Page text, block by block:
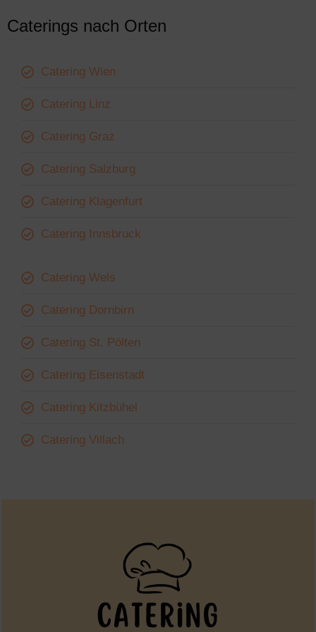
Caterings nach Orten
Catering Wien
Catering Linz
Catering Graz
Catering Salzburg
Catering Klagenfurt
Catering Innsbruck
Catering Wels
Catering Dornbirn
Catering St. Pölten
Catering Eisenstadt
Catering Kitzbühel
Catering Villach